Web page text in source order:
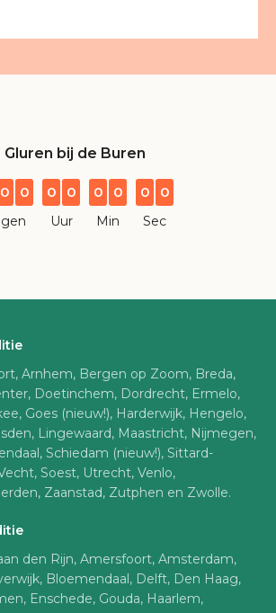
Gluren bij de Buren
0 0 0 0
Uur
0 0
Min
0 0
Sec
Arnhem, Bergen op Zoom, Breda,
Doetinchem, Dordrecht, Ermelo,
Goes (nieuw!), Harderwijk, Hengelo,
Lingewaard, Maastricht, Nijmegen,
Schiedam (nieuw!), Sittard-
Soest, Utrecht, Venlo,
Zaanstad, Zutphen en Zwolle.
den Rijn, Amersfoort, Amsterdam,
Bloemendaal, Delft, Den Haag,
Enschede, Gouda, Haarlem,